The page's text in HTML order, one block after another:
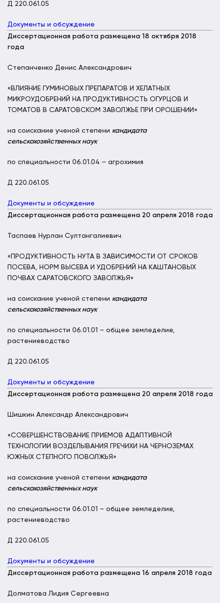
Д 220.061.05
Документы и обсуждение
Диссертационная работа размещена 18 октября 2018
года
Степанченко Денис Александрович
«ВЛИЯНИЕ ГУМИНОВЫХ ПРЕПАРАТОВ И ХЕЛАТНЫХ
МИКРОУДОБРЕНИЙ НА ПРОДУКТИВНОСТЬ ОГУРЦОВ И
ТОМАТОВ В САРАТОВСКОМ ЗАВОЛЖЬЕ ПРИ ОРОШЕНИИ»
на соискание ученой степени кандидата
сельскохозяйственных наук
по специальности 06.01.04 – агрохимия
Д 220.061.05
Документы и обсуждение
Диссертационная работа размещена 20 апреля 2018 года
Таспаев Нурлан Султангалиевич
«ПРОДУКТИВНОСТЬ НУТА В ЗАВИСИМОСТИ ОТ СРОКОВ
ПОСЕВА, НОРМ ВЫСЕВА И УДОБРЕНИЙ НА КАШТАНОВЫХ
ПОЧВАХ САРАТОВСКОГО ЗАВОЛЖЬЯ»
на соискание ученой степени кандидата
сельскохозяйственных наук
по специальности 06.01.01 – общее земледелие,
растениеводство
Д 220.061.05
Документы и обсуждение
Диссертационная работа размещена 20 апреля 2018 года
Шишкин Александр Александрович
«СОВЕРШЕНСТВОВАНИЕ ПРИЕМОВ АДАПТИВНОЙ
ТЕХНОЛОГИИ ВОЗДЕЛЫВАНИЯ ГРЕЧИХИ НА ЧЕРНОЗЕМАХ
ЮЖНЫХ СТЕПНОГО ПОВОЛЖЬЯ»
на соискание ученой степени кандидата
сельскохозяйственных наук
по специальности 06.01.01 – общее земледелие,
растениеводство
Д 220.061.05
Документы и обсуждение
Диссертационная работа размещена 16 апреля 2018 года
Долматова Лидия Сергеевна